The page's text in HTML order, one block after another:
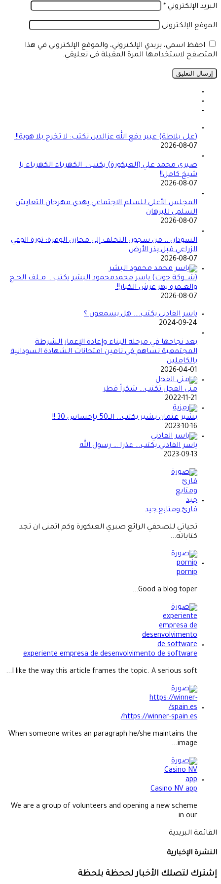
البريد الإلكتروني *
الموقع الإلكتروني
احفظ اسمي، بريدي الإلكتروني، والموقع الإلكتروني في هذا
المتصفح لاستخدامها المرة المقبلة في تعليقي.
(على بلاطة) عبير دفع الله عزالدين تكتب: لا تخرج بلا هوية!!
2026-08-07
صبرى محمد علي (العيكورة) يكتب… الكهرباء الكهرباء يا
شيخ كامل!!
2026-08-07
المجلس الأعلى للسلم الاجتماعي يهدي مهرجان التعايش
السلمي للبرهان
2026-08-07
السودان .. من سجون التخلف إلى مخازن الوفرة: ثورة الوعي
الزراعي قبل بذر الأرض
2026-08-07
(شـــوكة حوت) ياسر محمدمحمود البشر يكتب… مــلف الحــج
والعــمرة يهز عرش الكبار!!
2026-08-07
ياسر الفادني يكتب…. هل يسمعون ؟
2024-09-24
بعد نجاحها في مرحلة البناء وإعادة الإعمار الشرطة
المجتمعية تساهم في تامين امتحانات الشهادة السودانية
بالكاملين
2026-04-01
منى الفحل تكتب… شكراً قطر
2022-11-21
بشير عثمان بشير يكتب… الــ50 بإحساس 30 !!
2023-10-16
ياسر الفادني يكتب… عذرا … رسول الله
2023-09-13
قارئ ومتابع جيد
تحياتي للصحفي الرائع صبري العيكورة وكم اتمنى ان تجد
كتاباته...
pornip
Good a blog toper...
experiente empresa de desenvolvimento de software
I like the way this article frames the topic. A serious soft...
https://winner-spain.es/
When someone writes an paragraph he/she maintains the
image...
Casino NV app
We are a group of volunteers and opening a new scheme
in our...
القائمة البريدية
النشرة الإخبارية
إشترك لتصلك الأخبار لححظة بلحظة